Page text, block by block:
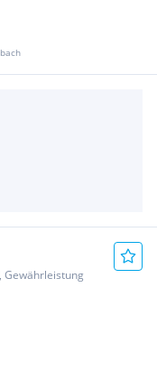
Gewährleistung